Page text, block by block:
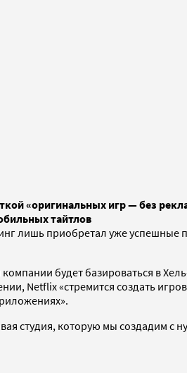
«оригинальных игр — без
тайтлов
лишь приобретал уже успешные
будет базироваться в
Netflix «стремится создать
студия, которую мы создадим с